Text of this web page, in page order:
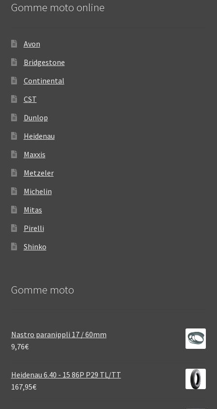
Gomme moto online
Avon
Bridgestone
Continental
CST
Dunlop
Heidenau
Maxxis
Metzeler
Michelin
Mitas
Pirelli
Shinko
Gomme moto
Nastro paranippli 17 / 60mm
9,76€
Heidenau 6.40 - 15 86P P29 TL/TT
167,95€